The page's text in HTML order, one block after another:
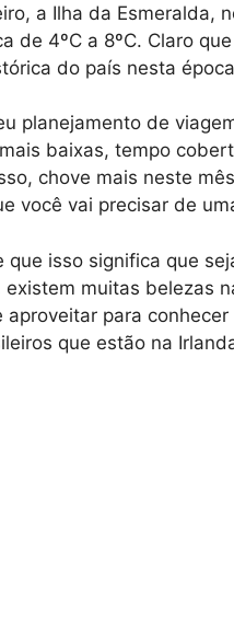
a Ilha da Esmeralda,
de 4ºC a 8ºC. Claro
do país nesta
planejamento de
baixas, tempo
chove mais neste
você vai precisar de
que isso significa que
existem muitas belezas
aproveitar para
que estão na